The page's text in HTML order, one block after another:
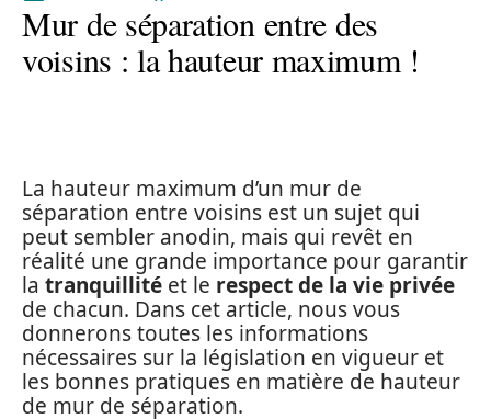
Mur de séparation entre des
voisins : la hauteur maximum !
La hauteur maximum d’un mur de
séparation entre voisins est un sujet qui
peut sembler anodin, mais qui revêt en
réalité une grande importance pour garantir
la tranquillité et le respect de la vie privée
de chacun. Dans cet article, nous vous
donnerons toutes les informations
nécessaires sur la législation en vigueur et
les bonnes pratiques en matière de hauteur
de mur de séparation.